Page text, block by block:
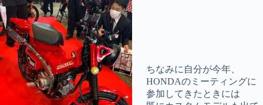
ちなみに自分が今年、
HONDAのミーティングに
参加してきたときには